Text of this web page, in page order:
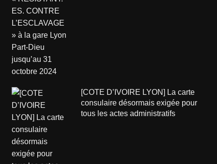
[COTE D’IVOIRE LYON] La carte
consulaire désormais exigée pour
tous les actes administratifs